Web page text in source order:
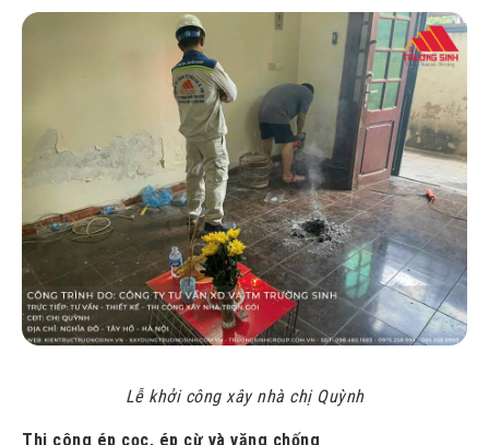
Lễ khởi công xây nhà chị Quỳnh
Thi công ép cọc, ép cừ và văng chống